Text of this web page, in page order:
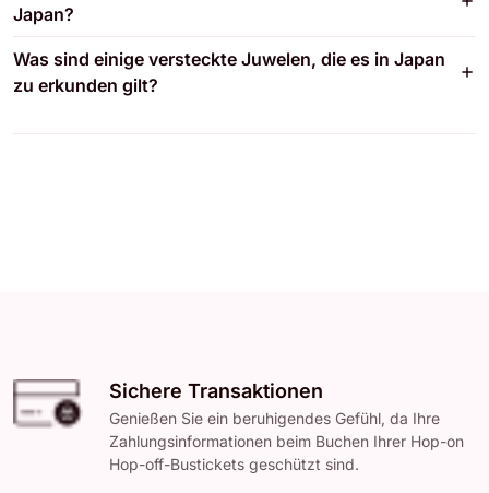
Japan?
Was sind einige versteckte Juwelen, die es in Japan
zu erkunden gilt?
Sichere Transaktionen
Genießen Sie ein beruhigendes Gefühl, da Ihre
Zahlungsinformationen beim Buchen Ihrer Hop-on
Hop-off-Bustickets geschützt sind.